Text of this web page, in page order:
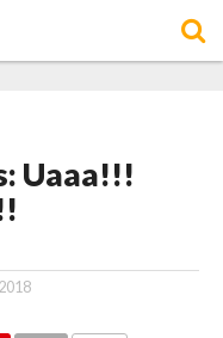
Uaaa!!!